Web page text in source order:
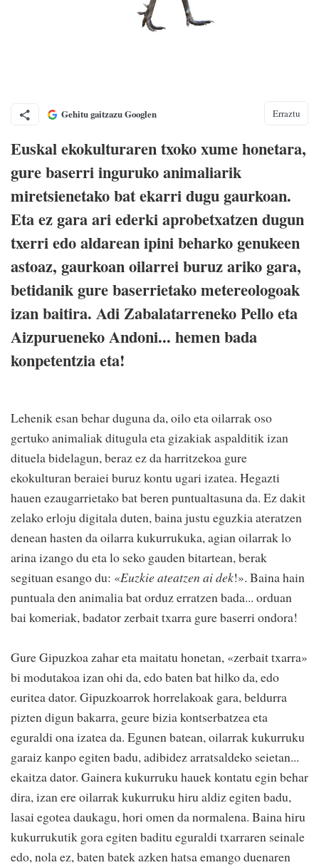
Gehitu gaitzazu Googlen Erraztu
Euskal ekokulturaren txoko xume honetara,
gure baserri inguruko animaliarik
miretsienetako bat ekarri dugu gaurkoan.
Eta ez gara ari ederki aprobetxatzen dugun
txerri edo aldarean ipini beharko genukeen
astoaz, gaurkoan oilarrei buruz ariko gara,
betidanik gure baserrietako metereologoak
izan baitira. Adi Zabalatarreneko Pello eta
Aizpurueneko Andoni... hemen bada
konpetentzia eta!
Lehenik esan behar duguna da, oilo eta oilarrak oso
gertuko animaliak ditugula eta gizakiak aspalditik izan
dituela bidelagun, beraz ez da harritzekoa gure
ekokulturan beraiei buruz kontu ugari izatea. Hegazti
hauen ezaugarrietako bat beren puntualtasuna da. Ez dakit
zelako erloju digitala duten, baina justu eguzkia ateratzen
denean hasten da oilarra kukurrukuka, agian oilarrak lo
arina izango du eta lo seko gauden bitartean, berak
segituan esango du: «Euzkie ateatzen ai dek!». Baina hain
puntuala den animalia bat orduz erratzen bada... orduan
bai komeriak, badator zerbait txarra gure baserri ondora!
Gure Gipuzkoa zahar eta maitatu honetan, «zerbait txarra»
bi modutakoa izan ohi da, edo baten bat hilko da, edo
euritea dator. Gipuzkoarrok horrelakoak gara, beldurra
pizten digun bakarra, geure bizia kontserbatzea eta
eguraldi ona izatea da. Egunen batean, oilarrak kukurruku
garaiz kanpo egiten badu, adibidez arratsaldeko seietan...
ekaitza dator. Gainera kukurruku hauek kontatu egin behar
dira, izan ere oilarrak kukurruku hiru aldiz egiten badu,
lasai egotea daukagu, hori omen da normalena. Baina hiru
kukurrukutik gora egiten baditu eguraldi txarraren seinale
edo, nola ez, baten batek azken hatsa emango duenaren